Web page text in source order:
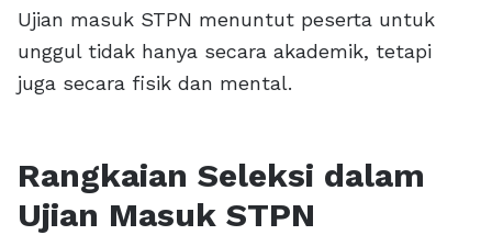
Ujian masuk STPN menuntut peserta untuk
unggul tidak hanya secara akademik, tetapi
juga secara fisik dan mental.
Rangkaian Seleksi dalam
Ujian Masuk STPN